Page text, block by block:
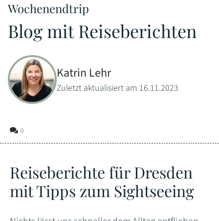
Wochenendtrip
Blog mit Reiseberichten
Katrin Lehr
Zuletzt aktualisiert am 16.11.2023
0
Reiseberichte für Dresden
mit Tipps zum Sightseeing